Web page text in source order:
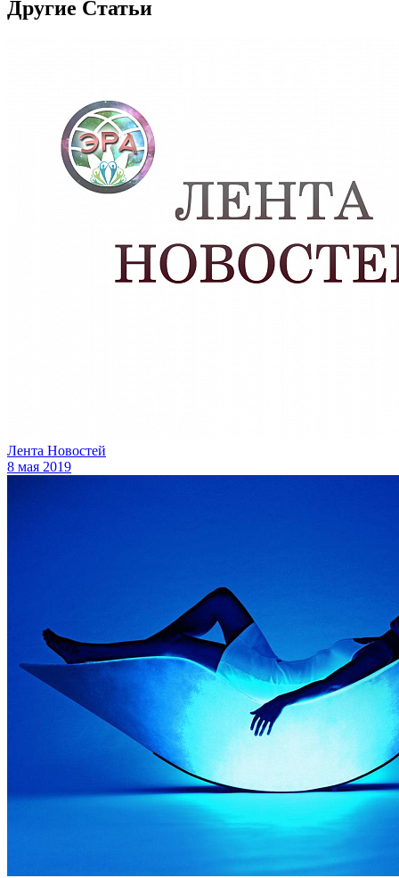
Другие Статьи
Лента Новостей
8 мая 2019